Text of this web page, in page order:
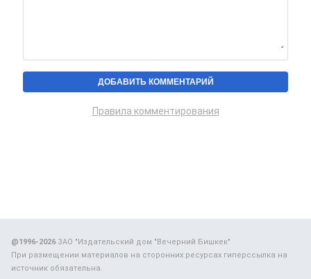
Правила комментирования
@1996-2026ЗАО "Издательский дом "Вечерний Бишкек"
При размещении материалов на сторонних ресурсах гиперссылка на
источник обязательна.